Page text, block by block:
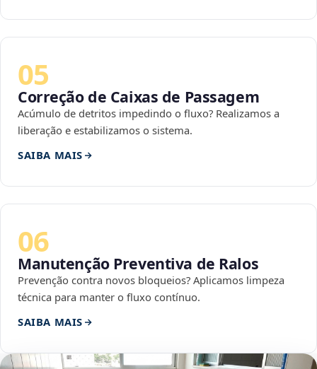
05
Correção de Caixas de Passagem
Acúmulo de detritos impedindo o fluxo? Realizamos a
liberação e estabilizamos o sistema.
SAIBA MAIS
06
Manutenção Preventiva de Ralos
Prevenção contra novos bloqueios? Aplicamos limpeza
técnica para manter o fluxo contínuo.
SAIBA MAIS